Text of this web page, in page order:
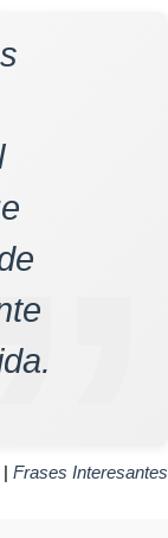
| Frases Interesantes